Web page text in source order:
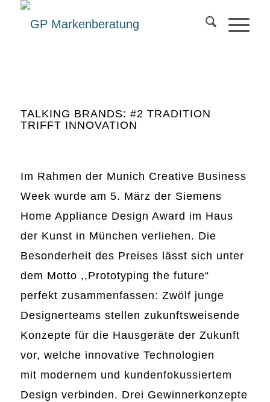
TALKING BRANDS: #2 TRADITION
TRIFFT INNOVATION
Im Rahmen der Munich Creative Business
Week wurde am 5. März der Siemens
Home Appliance Design Award im Haus
der Kunst in München verliehen. Die
Besonderheit des Preises lässt sich unter
dem Motto ,,Prototyping the future“
perfekt zusammenfassen: Zwölf junge
Designerteams stellen zukunftsweisende
Konzepte für die Hausgeräte der Zukunft
vor, welche innovative Technologien
mit modernem und kundenfokussiertem
Design verbinden. Drei Gewinnerkonzepte